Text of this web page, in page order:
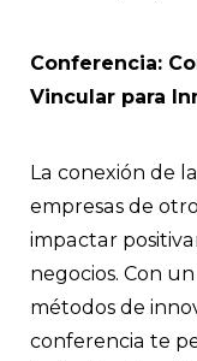
Conferencia:
Vincular para
La conexión de
empresas de
impactar
negocios. Con
métodos de
conferencia te